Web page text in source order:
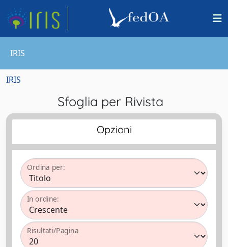
IRIS
IRIS
Sfoglia per Rivista
Opzioni
Ordina per:
In ordine:
Risultati/Pagina